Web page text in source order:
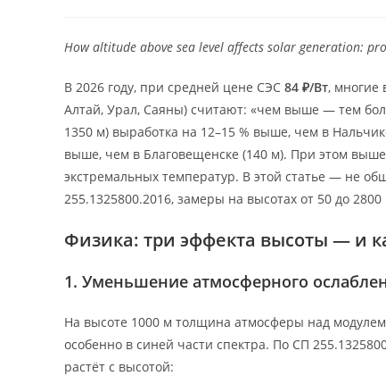
How altitude above sea level affects solar generation:
В 2026 году, при средней цене СЭС 84 ₽/Вт, многие
Алтай, Урал, Саяны) считают: «чем выше — тем
1350 м) выработка на 12–15 % выше, чем в
выше, чем в Благовещенске (140 м). При этом
экстремальных температур. В этой статье — не
255.1325800.2016, замеры на высотах от 50 до
Физика: три эффекта высоты — и
1. Уменьшение атмосферного
На высоте 1000 м толщина атмосферы над
особенно в синей части спектра. По СП
растёт с высотой: